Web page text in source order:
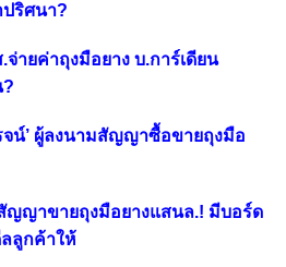
ริศนา?
ายค่าถุงมือยาง บ.การ์เดียน
จน์’ ผู้ลงนามสัญญาซื้อขายถุงมือ
ญญาขายถุงมือยางแสนล.! มีบอร์ด
ลูกค้าให้